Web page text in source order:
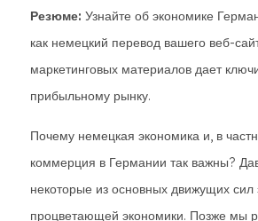
Резюме: Узнайте об экономике
как немецкий перевод вашего веб-
маркетинговых материалов дает
прибыльному рынку.
Почему немецкая экономика и, в
коммерция в Германии так важны?
некоторые из основных движущих сил
процветающей экономики. Позже мы